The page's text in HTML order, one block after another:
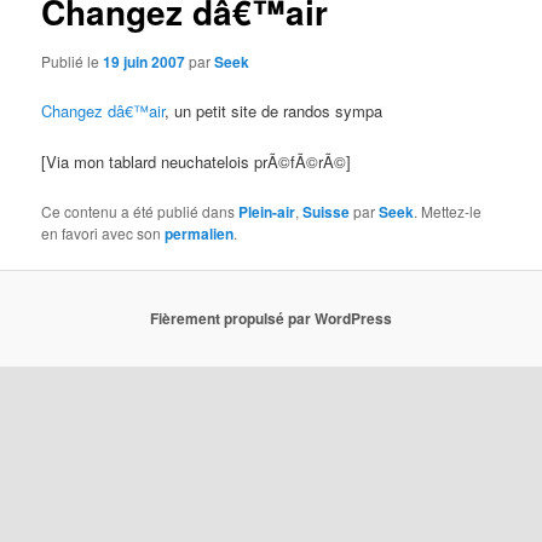
Changez dâ€™air
Publié le19 juin 2007parSeek
Changez dâ€™air, un petit site de randos sympa
[Via mon tablard neuchatelois prÃ©fÃ©rÃ©]
Ce contenu a été publié dans Plein-air,SuisseparSeek. Mettez-le
en favori avec sonpermalien.
Fièrement propulsé par WordPress